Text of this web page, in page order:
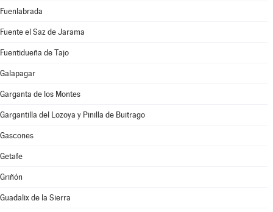
Fuenlabrada
Fuente el Saz de Jarama
Fuentidueña de Tajo
Galapagar
Garganta de los Montes
Gargantilla del Lozoya y Pinilla de Buitrago
Gascones
Getafe
Griñón
Guadalix de la Sierra